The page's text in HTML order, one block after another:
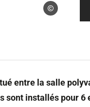
Droits gérés
entre la salle
sont installés pour 6